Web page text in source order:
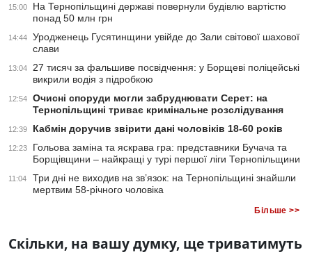
15:00
На Тернопільщині державі повернули будівлю вартістю
понад 50 млн грн
14:44
Уродженець Гусятинщини увійде до Зали світової шахової
слави
13:04
27 тисяч за фальшиве посвідчення: у Борщеві поліцейські
викрили водія з підробкою
12:54
Очисні споруди могли забруднювати Серет: на
Тернопільщині триває кримінальне розслідування
12:39 Кабмін доручив звірити дані чоловіків 18-60 років
12:23
Гольова заміна та яскрава гра: представники Бучача та
Борщівщини – найкращі у турі першої ліги Тернопільщини
11:04
Три дні не виходив на зв’язок: на Тернопільщині знайшли
мертвим 58-річного чоловіка
Більше >>
Скільки, на вашу думку, ще триватимуть